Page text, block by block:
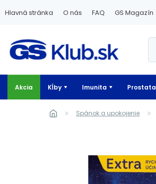
Hlavná stránka O nás FAQ GS Magazín
Akcia Kĺby Imunita Prostata
Spánok a upokojenie